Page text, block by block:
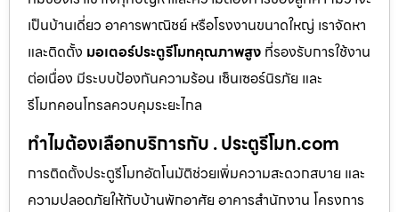
เป็นบ้านเดี่ยว อาคารพาณิชย์ หรือโรงงานขนาดใหญ่ เราจัดหา
และติดตั้ง มอเตอร์ประตูรีโมทคุณภาพสูง ที่รองรับการใช้งาน
ต่อเนื่อง มีระบบป้องกันความร้อน เซ็นเซอร์นิรภัย และ
รีโมทคอนโทรลควบคุมระยะไกล
ทำไมต้องเลือกบริการกับ . ประตูรีโมท.com
การติดตั้งประตูรีโมทอัตโนมัติช่วยเพิ่มความสะดวกสบาย และ
ความปลอดภัยให้กับบ้านพักอาศัย อาคารสำนักงาน โครงการ